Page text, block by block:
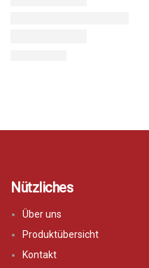
Nützliches
Über uns
Produktübersicht
Kontakt